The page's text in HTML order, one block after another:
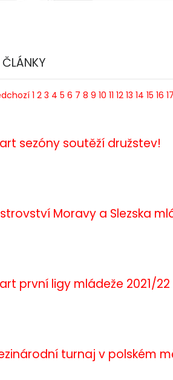
ČLÁNKY
1 2 3 4 5 6 7 8 9 10 11 12 13 14 15 16 17
sezóny soutěží družstev!
Moravy a Slezska
první ligy mládeže 2021/22
turnaj v polském